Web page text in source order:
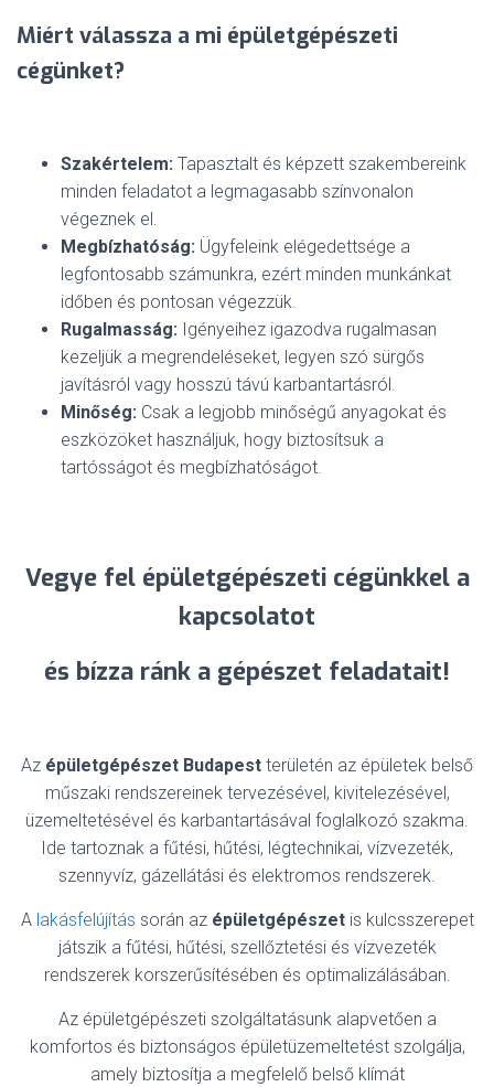
Miért válassza a mi épületgépészeti
cégünket?
Szakértelem: Tapasztalt és képzett szakembereink
minden feladatot a legmagasabb színvonalon
végeznek el.
Megbízhatóság: Ügyfeleink elégedettsége a
legfontosabb számunkra, ezért minden munkánkat
időben és pontosan végezzük.
Rugalmasság: Igényeihez igazodva rugalmasan
kezeljük a megrendeléseket, legyen szó sürgős
javításról vagy hosszú távú karbantartásról.
Minőség: Csak a legjobb minőségű anyagokat és
eszközöket használjuk, hogy biztosítsuk a
tartósságot és megbízhatóságot.
Vegye fel épületgépészeti cégünkkel a
kapcsolatot
és bízza ránk a gépészet feladatait!
Az épületgépészet Budapest területén az épületek belső
műszaki rendszereinek tervezésével, kivitelezésével,
üzemeltetésével és karbantartásával foglalkozó szakma.
Ide tartoznak a fűtési, hűtési, légtechnikai, vízvezeték,
szennyvíz, gázellátási és elektromos rendszerek.
A lakásfelújítás során az épületgépészet is kulcsszerepet
játszik a fűtési, hűtési, szellőztetési és vízvezeték
rendszerek korszerűsítésében és optimalizálásában.
Az épületgépészeti szolgáltatásunk alapvetően a
komfortos és biztonságos épületüzemeltetést szolgálja,
amely biztosítja a megfelelő belső klímát